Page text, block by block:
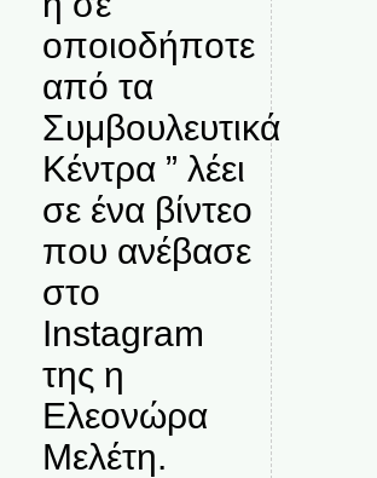
οποιοδήποτε
από τα
Συμβουλευτικά
Κέντρα ” λέει
σε ένα βίντεο
που ανέβασε
στο
Instagram
της η
Ελεονώρα
Μελέτη.